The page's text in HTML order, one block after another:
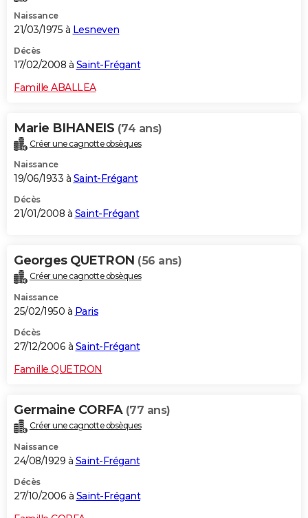
Naissance
21/03/1975 à Lesneven
Décès
17/02/2008 à Saint-Frégant
Famille ABALLEA
Marie BIHANEIS (74 ans)
Créer une cagnotte obsèques
Naissance
19/06/1933 à Saint-Frégant
Décès
21/01/2008 à Saint-Frégant
Georges QUETRON (56 ans)
Créer une cagnotte obsèques
Naissance
25/02/1950 à Paris
Décès
27/12/2006 à Saint-Frégant
Famille QUETRON
Germaine CORFA (77 ans)
Créer une cagnotte obsèques
Naissance
24/08/1929 à Saint-Frégant
Décès
27/10/2006 à Saint-Frégant